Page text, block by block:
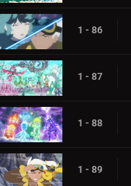
1 - 86
1 - 87
1 - 88
1 - 89